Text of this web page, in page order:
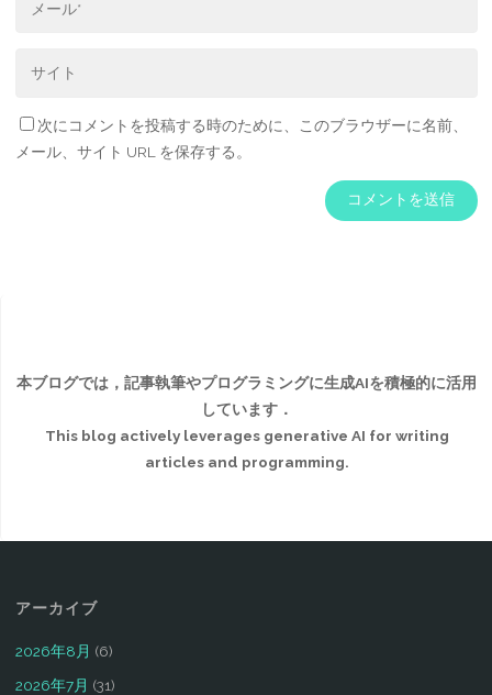
次にコメントを投稿する時のために、このブラウザーに名前、
メール、サイト URL を保存する。
本ブログでは，記事執筆やプログラミングに生成AIを積極的に活用
しています．
This blog actively leverages generative AI for writing
articles and programming.
アーカイブ
2026年8月 (6)
2026年7月 (31)